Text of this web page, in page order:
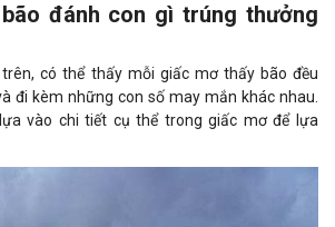
đánh con gì trúng thưởng
có thể thấy mỗi giấc mơ thấy bão đều
đi kèm những con số may mắn khác nhau.
vào chi tiết cụ thể trong giấc mơ để lựa